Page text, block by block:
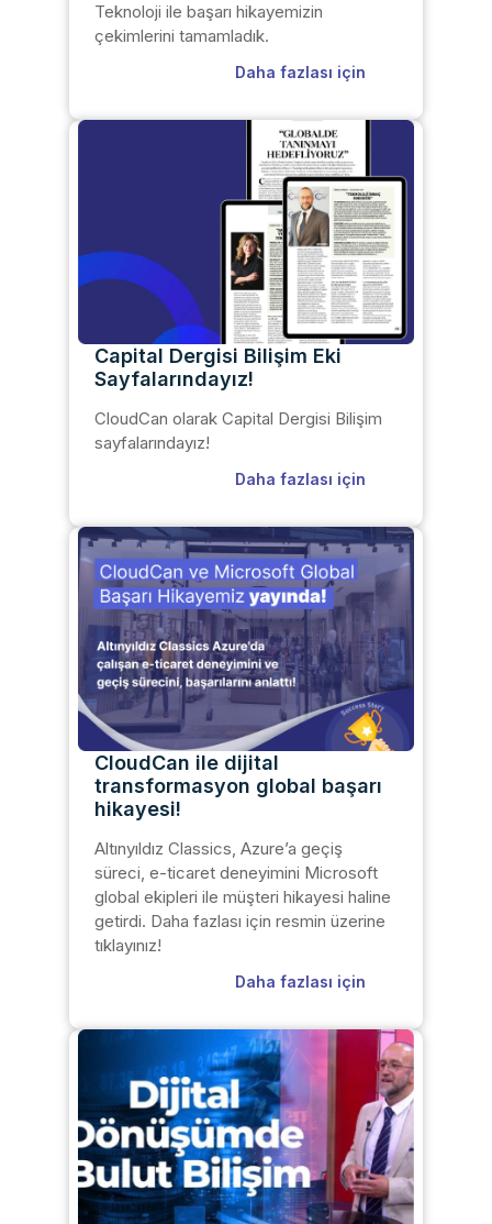
Teknoloji ile başarı hikayemizin
çekimlerini tamamladık.
Daha fazlası için
Capital Dergisi Bilişim Eki
Sayfalarındayız!
CloudCan olarak Capital Dergisi Bilişim
sayfalarındayız!
Daha fazlası için
CloudCan ile dijital
transformasyon global başarı
hikayesi!
Altınyıldız Classics, Azure’a geçiş
süreci, e-ticaret deneyimini Microsoft
global ekipleri ile müşteri hikayesi haline
getirdi. Daha fazlası için resmin üzerine
tıklayınız!
Daha fazlası için